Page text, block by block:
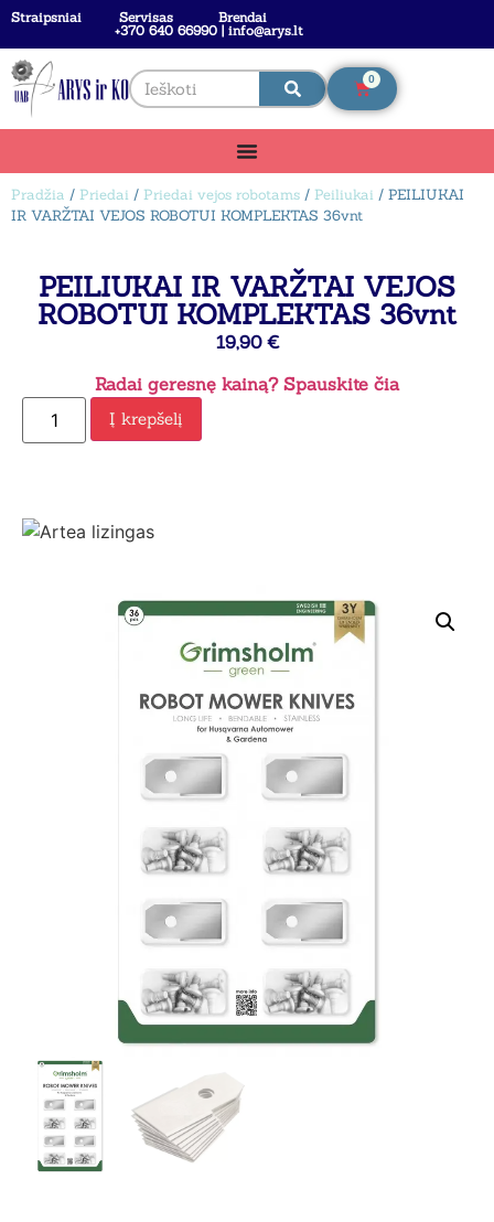
Straipsniai Servisas
Brendai
+370 640 66990 | info@arys.lt
0
Pradžia / Priedai / Priedai vejos robotams / Peiliukai / PEILIUKAI
IR VARŽTAI VEJOS ROBOTUI KOMPLEKTAS 36vnt
PEILIUKAI IR VARŽTAI VEJOS
ROBOTUI KOMPLEKTAS 36vnt
19,90 €
Radai geresnę kainą? Spauskite čia
Į krepšelį